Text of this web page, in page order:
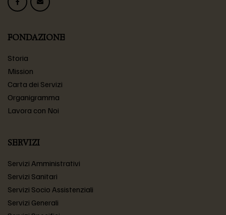
FONDAZIONE
Storia
Mission
Carta dei Servizi
Organigramma
Lavora con Noi
SERVIZI
Servizi Amministrativi
Servizi Sanitari
Servizi Socio Assistenziali
Servizi Generali